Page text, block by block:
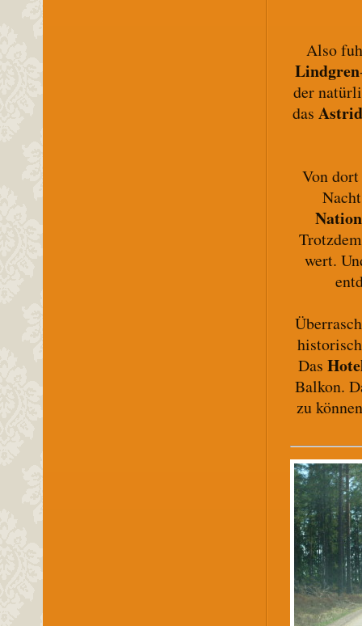
Also
Lindgren
der
das
Von
wert.
Das
Balkon.
zu